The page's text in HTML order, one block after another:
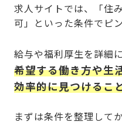
求人サイトでは、「住
可」といった条件でピ
給与や福利厚生を詳細
希望する働き方や生
効率的に見つけるこ
まずは条件を整理して